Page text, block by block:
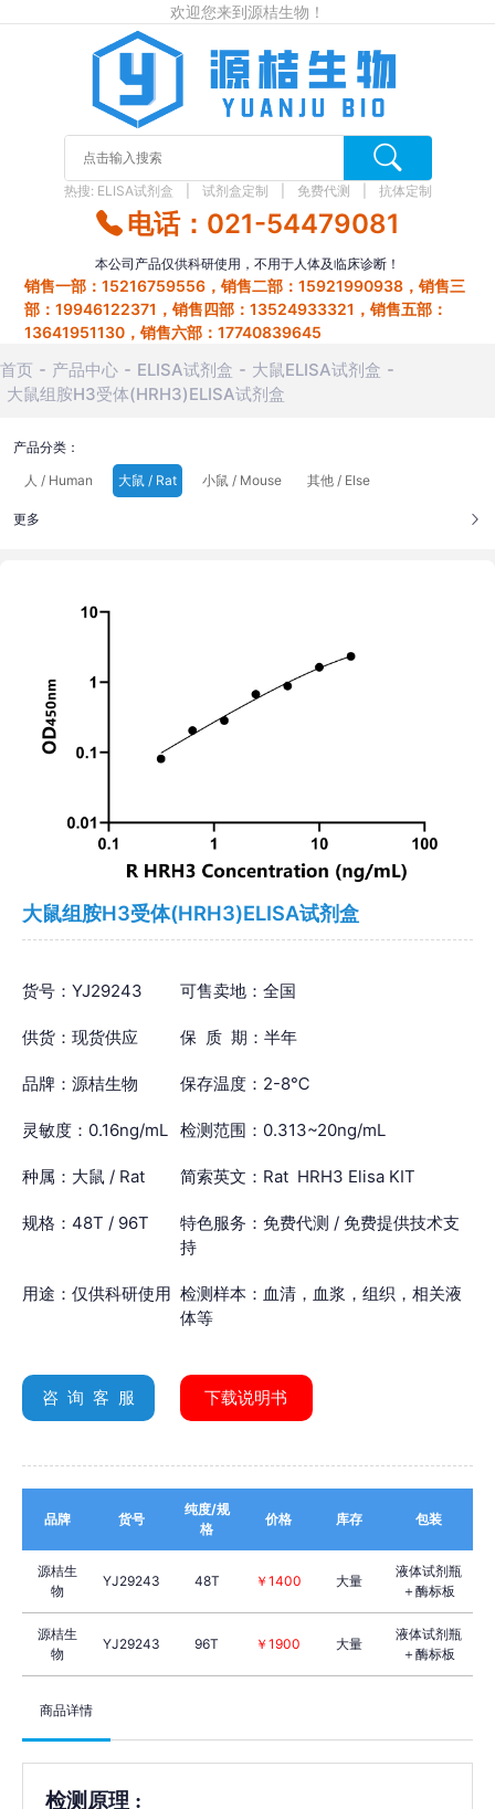
欢迎您来到源桔生物！
热搜: ELISA试剂盒 试剂盒定制 免费代测 抗体定制
电话：021-54479081
本公司产品仅供科研使用，不用于人体及临床诊断！
销售一部：15216759556，销售二部：15921990938，销售三
部：19946122371，销售四部：13524933321，销售五部：
13641951130，销售六部：17740839645
首页 产品中心 ELISA试剂盒
大鼠ELISA试剂盒
大鼠组胺H3受体(HRH3)ELISA试剂盒
产品分类：
人 / Human
大鼠 / Rat 小鼠 / Mouse 其他 / Else
更多
大鼠组胺H3受体(HRH3)ELISA试剂盒
货号：YJ29243 可售卖地：全国
供货：现货供应 保 质 期：半年
品牌：源桔生物 保存温度：2-8℃
灵敏度：0.16ng/mL 检测范围：0.313~20ng/mL
种属：大鼠 / Rat 简索英文：Rat HRH3 Elisa KIT
规格：48T / 96T
特色服务：免费代测 / 免费提供技术支
持
用途：仅供科研使用 检测样本：血清，血浆，组织，相关液
体等
咨 询 客 服 下载说明书
品牌 货号
纯度/规
格
价格 库存 包装
源桔生
物
YJ29243 48T ￥1400 大量
液体试剂瓶
＋酶标板
源桔生
物
YJ29243 96T ￥1900 大量
液体试剂瓶
＋酶标板
商品详情
检测原理 :